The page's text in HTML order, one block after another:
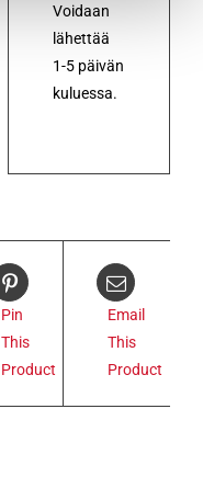
Voidaan
lähettää
1-5 päivän
kuluessa.
Pin
This
Product
Email
This
Product